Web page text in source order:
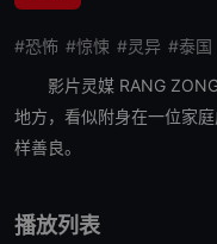
#恐怖 #惊悚 #灵异 #泰国
影片灵媒 RANG
地方，看似附身在一位家
样善良。
播放列表